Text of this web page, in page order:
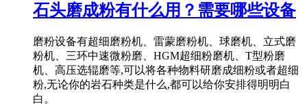
石头磨成粉有什么用？需要哪些设备
磨粉设备有超细磨粉机、雷蒙磨粉机、球磨机、立式磨
粉机、三环中速微粉磨、HGM超细粉磨机、T型粉磨
机、高压选辊磨等,可以将各种物料研磨成细粉或者超细
粉,无论你的岩石种类是什么,都可以给你安排得明明白
白。